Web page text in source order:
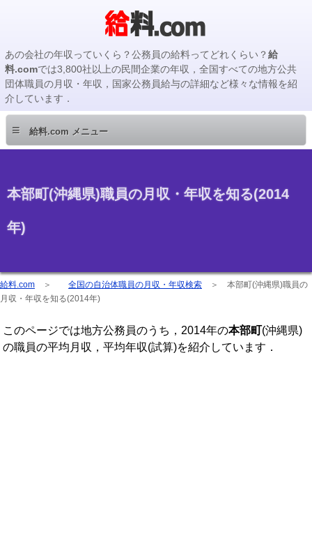
あの会社の年収っていくら？公務員の給料ってどれくらい？給
料.comでは3,800社以上の民間企業の年収，全国すべての地方公共
団体職員の月収・年収，国家公務員給与の詳細など様々な情報を紹
介しています．
≡ 給料.com メニュー
本部町(沖縄県)職員の月収・年収を知る(2014
年)
給料.com ＞ 全国の自治体職員の月収・年収検索 ＞ 本部町(沖縄県)職員の
月収・年収を知る(2014年)
このページでは地方公務員のうち，2014年の本部町(沖縄県)
の職員の平均月収，平均年収(試算)を紹介しています．